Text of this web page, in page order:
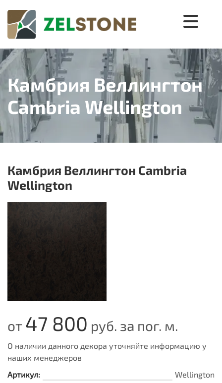
Камбрия Веллингтон
Cambria Wellington
Камбрия Веллингтон Cambria
Wellington
от 47 800 руб. за пог. м.
О наличии данного декора уточняйте информацию у
наших менеджеров
Артикул:
Wellington